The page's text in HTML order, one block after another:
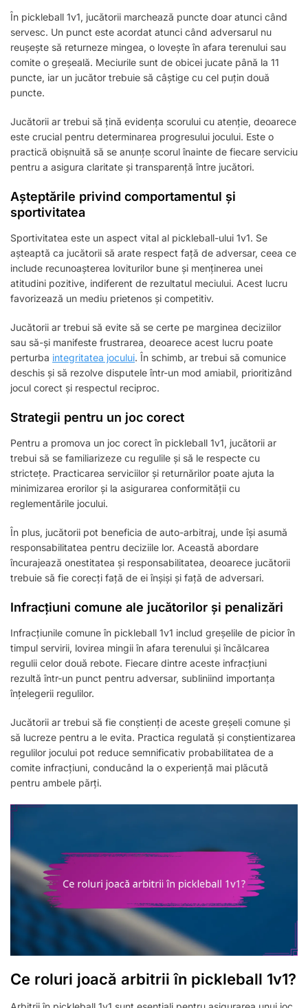
În pickleball 1v1, jucătorii marchează puncte doar atunci când
servesc. Un punct este acordat atunci când adversarul nu
reușește să returneze mingea, o lovește în afara terenului sau
comite o greșeală. Meciurile sunt de obicei jucate până la 11
puncte, iar un jucător trebuie să câștige cu cel puțin două
puncte.
Jucătorii ar trebui să țină evidența scorului cu atenție, deoarece
este crucial pentru determinarea progresului jocului. Este o
practică obișnuită să se anunțe scorul înainte de fiecare serviciu
pentru a asigura claritate și transparență între jucători.
Așteptările privind comportamentul și
sportivitatea
Sportivitatea este un aspect vital al pickleball-ului 1v1. Se
așteaptă ca jucătorii să arate respect față de adversar, ceea ce
include recunoașterea loviturilor bune și menținerea unei
atitudini pozitive, indiferent de rezultatul meciului. Acest lucru
favorizează un mediu prietenos și competitiv.
Jucătorii ar trebui să evite să se certe pe marginea deciziilor
sau să-și manifeste frustrarea, deoarece acest lucru poate
perturba integritatea jocului. În schimb, ar trebui să comunice
deschis și să rezolve disputele într-un mod amiabil, prioritizând
jocul corect și respectul reciproc.
Strategii pentru un joc corect
Pentru a promova un joc corect în pickleball 1v1, jucătorii ar
trebui să se familiarizeze cu regulile și să le respecte cu
strictețe. Practicarea serviciilor și returnărilor poate ajuta la
minimizarea erorilor și la asigurarea conformității cu
reglementările jocului.
În plus, jucătorii pot beneficia de auto-arbitraj, unde își asumă
responsabilitatea pentru deciziile lor. Această abordare
încurajează onestitatea și responsabilitatea, deoarece jucătorii
trebuie să fie corecți față de ei înșiși și față de adversari.
Infracțiuni comune ale jucătorilor și penalizări
Infracțiunile comune în pickleball 1v1 includ greșelile de picior în
timpul servirii, lovirea mingii în afara terenului și încălcarea
regulii celor două rebote. Fiecare dintre aceste infracțiuni
rezultă într-un punct pentru adversar, subliniind importanța
înțelegerii regulilor.
Jucătorii ar trebui să fie conștienți de aceste greșeli comune și
să lucreze pentru a le evita. Practica regulată și conștientizarea
regulilor jocului pot reduce semnificativ probabilitatea de a
comite infracțiuni, conducând la o experiență mai plăcută
pentru ambele părți.
Ce roluri joacă arbitrii în pickleball 1v1?